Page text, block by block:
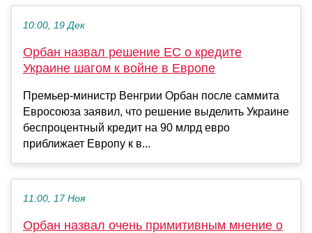
10:00, 19 Дек
Орбан назвал решение ЕС о кредите
Украине шагом к войне в Европе
Премьер-министр Венгрии Орбан после саммита
Евросоюза заявил, что решение выделить Украине
беспроцентный кредит на 90 млрд евро
приближает Европу к в...
11:00, 17 Ноя
Орбан назвал очень примитивным мнение о